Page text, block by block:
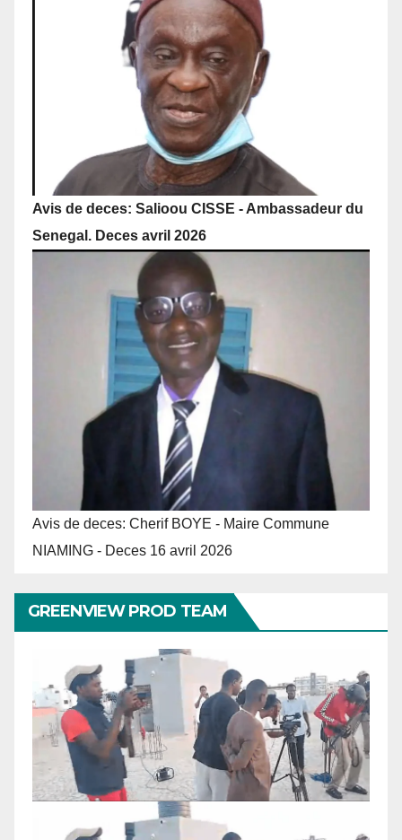
Avis de deces: Salioou CISSE - Ambassadeur du
Senegal. Deces avril 2026
Avis de deces: Cherif BOYE - Maire Commune
NIAMING - Deces 16 avril 2026
GREENVIEW PROD TEAM